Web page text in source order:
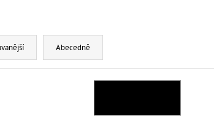
Abecedně